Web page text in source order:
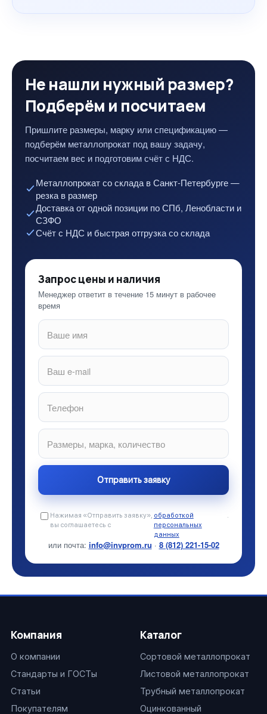
Не нашли нужный размер?
Подберём и посчитаем
Пришлите размеры, марку или спецификацию —
подберём металлопрокат под вашу задачу,
посчитаем вес и подготовим счёт с НДС.
Металлопрокат со склада в Санкт-Петербурге —
резка в размер
Доставка от одной позиции по СПб, Ленобласти и
СЗФО
Счёт с НДС и быстрая отгрузка со склада
Запрос цены и наличия
Менеджер ответит в течение 15 минут в рабочее
время
Нажимая «Отправить заявку»,
вы соглашаетесь с
обработкой
персональных
данных
.
или почта: info@invprom.ru · 8 (812) 221-15-02
Компания
О компании
Стандарты и ГОСТы
Статьи
Покупателям
Каталог
Сортовой металлопрокат
Листовой металлопрокат
Трубный металлопрокат
Оцинкованный